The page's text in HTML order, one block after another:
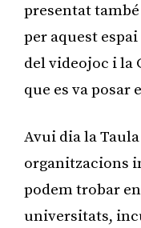
presentat
per aquest
del videojoc i la
que es va posar
Avui dia la
organitzacions
podem trobar
universitats,